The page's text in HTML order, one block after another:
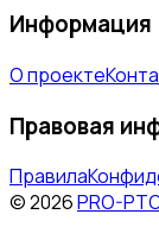
Информация
О проекте
Правовая
Правила
©2026PRO-